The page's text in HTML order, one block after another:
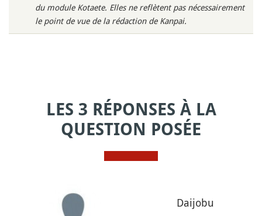
du module Kotaete. Elles ne reflètent pas nécessairement
le point de vue de la rédaction de Kanpai.
LES 3 RÉPONSES À LA
QUESTION POSÉE
Daijobu